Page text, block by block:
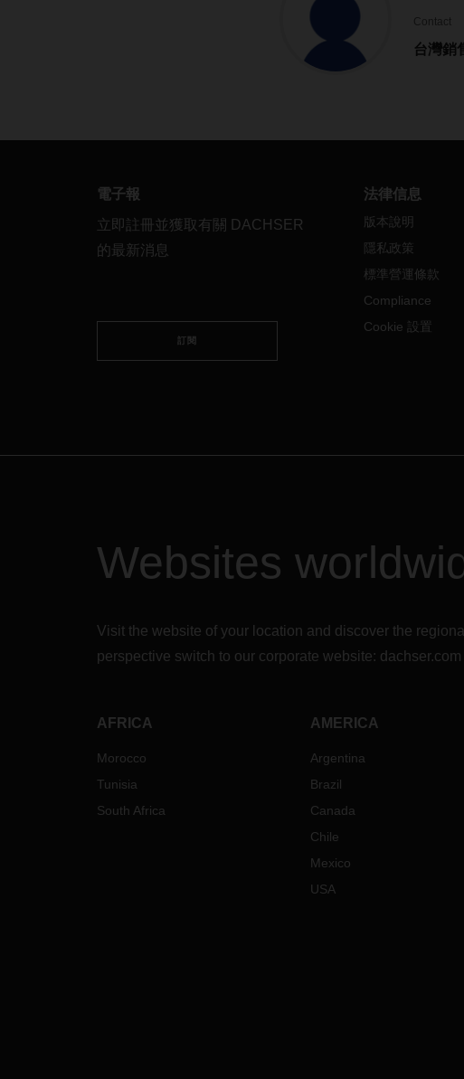
Contact
台灣銷
電子報
立即註冊並獲取有關 DACHSER
的最新消息
訂閱
法律信息
版本說明
隱私政策
標準營運條款
Compliance
Cookie 設置
Websites
Visit the website of your location and discover the
perspective switch to our corporate website: dachser.com
AFRICA
Morocco
Tunisia
South Africa
AMERICA
Argentina
Brazil
Canada
Chile
Mexico
USA